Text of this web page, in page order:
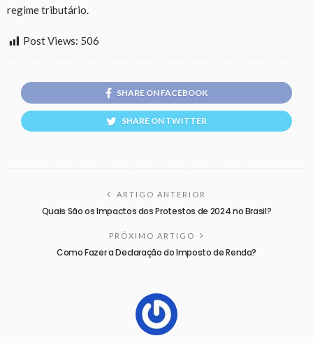
regime tributário.
Post Views: 506
SHARE ON FACEBOOK
SHARE ON TWITTER
ARTIGO ANTERIOR
Quais São os Impactos dos Protestos de 2024 no Brasil?
PRÓXIMO ARTIGO
Como Fazer a Declaração do Imposto de Renda?